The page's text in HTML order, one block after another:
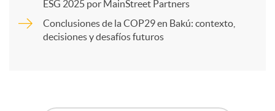
ESG 2025 por MainStreet Partners
Conclusiones de la COP29 en Bakú: contexto,
decisiones y desafíos futuros